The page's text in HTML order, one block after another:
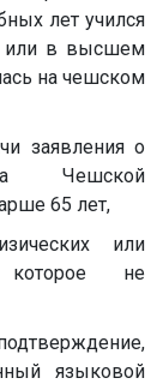
лет учился
или в высшем
на чешском
заявления о
Чешской
65 лет,
или
которое не
языковой